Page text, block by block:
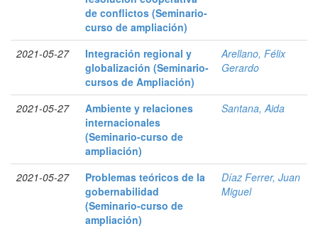
de conflictos (Seminario-
curso de ampliación)
2021-05-27
Integración regional y
globalización (Seminario-
cursos de Ampliación)
Arellano, Félix
Gerardo
2021-05-27
Ambiente y relaciones
internacionales
(Seminario-curso de
ampliación)
Santana, Aida
2021-05-27
Problemas teóricos de la
gobernabilidad
(Seminario-curso de
ampliación)
Díaz Ferrer, Juan
Miguel